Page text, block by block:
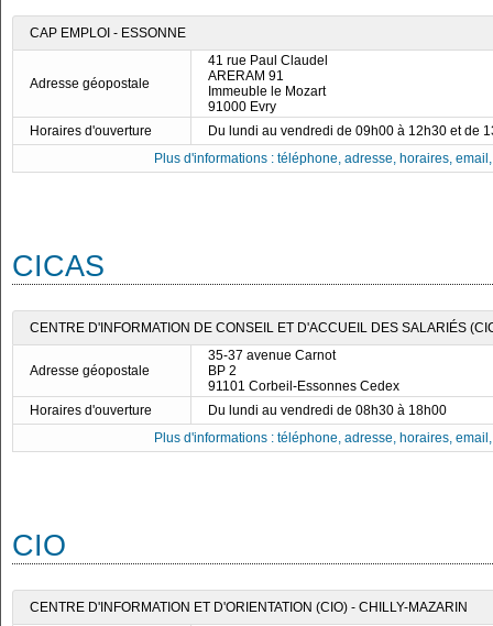
CAP EMPLOI - ESSONNE
Adresse géopostale
41 rue Paul Claudel
ARERAM 91
Immeuble le Mozart
91000 Evry
Horaires d'ouverture
Du lundi au vendredi de 09h00 à 12h30 et de
Plus d'informations : téléphone, adresse, horaires,
CICAS
CENTRE D'INFORMATION DE CONSEIL ET D'ACCUEIL DES SALARIÉS
Adresse géopostale
35-37 avenue Carnot
BP 2
91101 Corbeil-Essonnes Cedex
Horaires d'ouverture
Du lundi au vendredi de 08h30 à 18h00
Plus d'informations : téléphone, adresse, horaires,
CIO
CENTRE D'INFORMATION ET D'ORIENTATION (CIO) - CHILLY-MAZARIN